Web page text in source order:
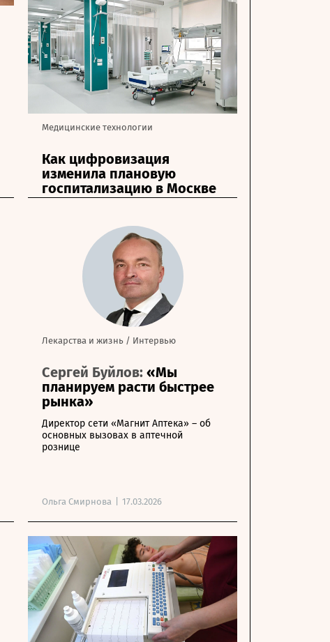
Медицинские технологии
Как цифровизация
изменила плановую
госпитализацию в Москве
Лекарства и жизнь / Интервью
Сергей Буйлов: «Мы
планируем расти быстрее
рынка»
Директор сети «Магнит Аптека» – об
основных вызовах в аптечной
рознице
Ольга Смирнова 17.03.2026